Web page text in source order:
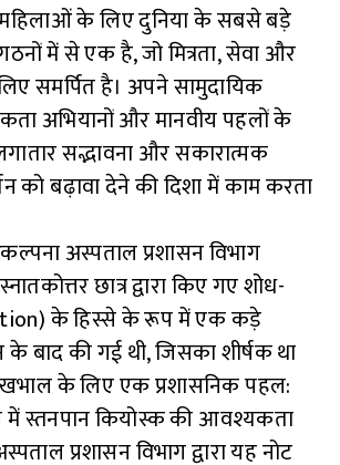
के लिए दुनिया के सबसे बड़े
में से एक है, जो मित्रता, सेवा और
समर्पित है। अपने सामुदायिक
अभियानों और मानवीय पहलों के
सद्भावना और सकारात्मक
को बढ़ावा देने की दिशा में काम करता
अस्पताल प्रशासन विभाग
छात्र द्वारा किए गए शोध-
के हिस्से के रूप में एक कड़े
बाद की गई थी, जिसका शीर्षक था
के लिए एक प्रशासनिक पहल:
में स्तनपान कियोस्क की आवश्यकता
प्रशासन विभाग द्वारा यह नोट